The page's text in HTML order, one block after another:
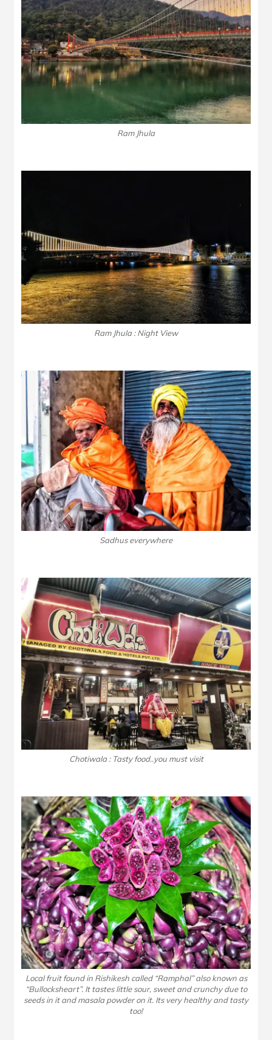
Ram Jhula
Ram Jhula : Night View
Sadhus everywhere
Chotiwala : Tasty food..you must visit
Local fruit found in Rishikesh called “Ramphal” also known as
“Bullocksheart”. It tastes little sour, sweet and crunchy due to
seeds in it and masala powder on it. Its very healthy and tasty
too!